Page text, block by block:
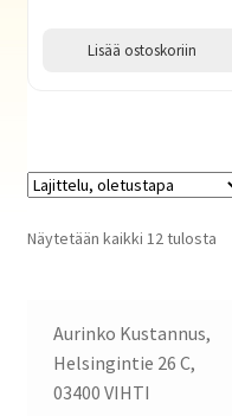
Lisää ostoskoriin
Näytetään kaikki 12 tulosta
Aurinko Kustannus,
Helsingintie 26 C,
03400 VIHTI